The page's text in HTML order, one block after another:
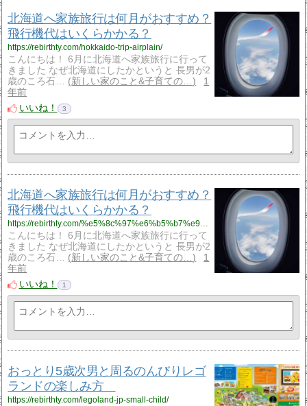
北海道へ家族旅行は何月がおすすめ？
飛行機代はいくらかかる？
https://rebirthty.com/hokkaido-trip-airplain/
こんにちは！ 6月に北海道へ家族旅行に行って
きました なぜ北海道にしたかというと 長男が2
歳のころ石…
新しい家のこと&子育ての…
1
年前
いいね！
3
北海道へ家族旅行は何月がおすすめ？
飛行機代はいくらかかる？
https://rebirthty.com/%e5%8c%97%e6%b5%b7%e9%81%93%e3%81%b8%e5%ae%b6%e6%97%8f%e6%97%85%e8%a1%8c%e3%81%af%e4%bd%95%e6%9c%88%e3%81%8c%e3%81%8a%e3%81%99%e3%81%99%e3%82%81%ef%bc%9f%e9%a3%9b%e8%a1%8c%e6%a9%9f%e4%bb%a3%e3%81%af/
こんにちは！ 6月に北海道へ家族旅行に行って
きました なぜ北海道にしたかというと 長男が2
歳のころ石…
新しい家のこと&子育ての…
1
年前
いいね！
1
おっとり5歳次男と周るのんびりレゴ
ランドの楽しみ方
https://rebirthty.com/legoland-jp-small-child/